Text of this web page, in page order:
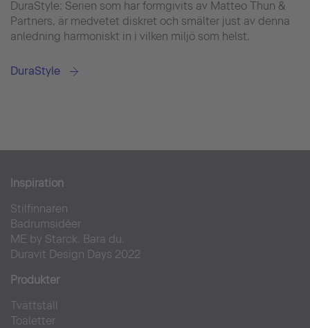
DuraStyle: Serien som har formgivits av Matteo Thun &
Partners, är medvetet diskret och smälter just av denna
anledning harmoniskt in i vilken miljö som helst.
DuraStyle
Inspiration
Stilfinnaren
Badrumsidéer
ME by Starck. Bara du.
Duravit Design Days 2022
Produkter
Tvättställ
Toaletter